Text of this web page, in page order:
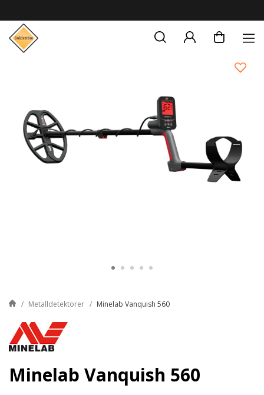
Metalldetektorer Minelab Vanquish 560
Minelab Vanquish 560